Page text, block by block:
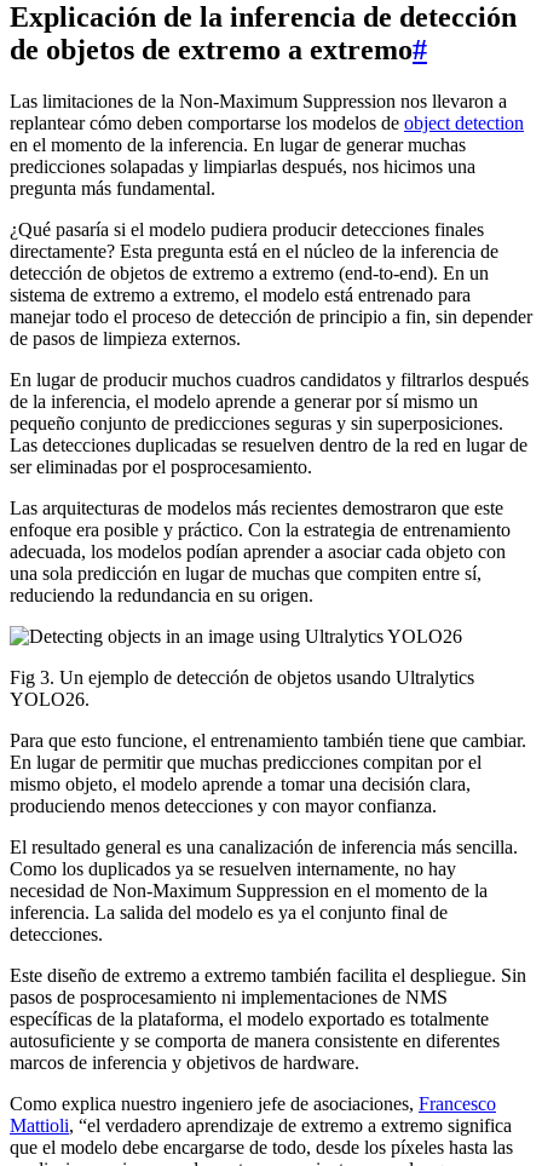
Explicación de la inferencia de detección
de objetos de extremo a extremo#
Las limitaciones de la Non-Maximum Suppression nos llevaron a
replantear cómo deben comportarse los modelos de object detection
en el momento de la inferencia. En lugar de generar muchas
predicciones solapadas y limpiarlas después, nos hicimos una
pregunta más fundamental.
¿Qué pasaría si el modelo pudiera producir detecciones finales
directamente? Esta pregunta está en el núcleo de la inferencia de
detección de objetos de extremo a extremo (end-to-end). En un
sistema de extremo a extremo, el modelo está entrenado para
manejar todo el proceso de detección de principio a fin, sin depender
de pasos de limpieza externos.
En lugar de producir muchos cuadros candidatos y filtrarlos después
de la inferencia, el modelo aprende a generar por sí mismo un
pequeño conjunto de predicciones seguras y sin superposiciones.
Las detecciones duplicadas se resuelven dentro de la red en lugar de
ser eliminadas por el posprocesamiento.
Las arquitecturas de modelos más recientes demostraron que este
enfoque era posible y práctico. Con la estrategia de entrenamiento
adecuada, los modelos podían aprender a asociar cada objeto con
una sola predicción en lugar de muchas que compiten entre sí,
reduciendo la redundancia en su origen.
Fig 3. Un ejemplo de detección de objetos usando Ultralytics
YOLO26.
Para que esto funcione, el entrenamiento también tiene que cambiar.
En lugar de permitir que muchas predicciones compitan por el
mismo objeto, el modelo aprende a tomar una decisión clara,
produciendo menos detecciones y con mayor confianza.
El resultado general es una canalización de inferencia más sencilla.
Como los duplicados ya se resuelven internamente, no hay
necesidad de Non-Maximum Suppression en el momento de la
inferencia. La salida del modelo es ya el conjunto final de
detecciones.
Este diseño de extremo a extremo también facilita el despliegue. Sin
pasos de posprocesamiento ni implementaciones de NMS
específicas de la plataforma, el modelo exportado es totalmente
autosuficiente y se comporta de manera consistente en diferentes
marcos de inferencia y objetivos de hardware.
Como explica nuestro ingeniero jefe de asociaciones, Francesco
Mattioli, “el verdadero aprendizaje de extremo a extremo significa
que el modelo debe encargarse de todo, desde los píxeles hasta las